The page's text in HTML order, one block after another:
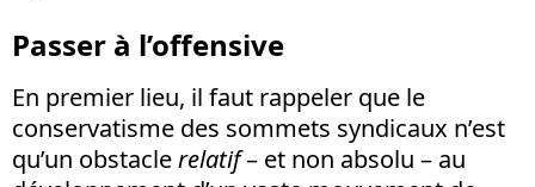
Passer à l’offensive
En premier lieu, il faut rappeler que le
conservatisme des sommets syndicaux n’est
qu’un obstaclerelatif– et non absolu – au